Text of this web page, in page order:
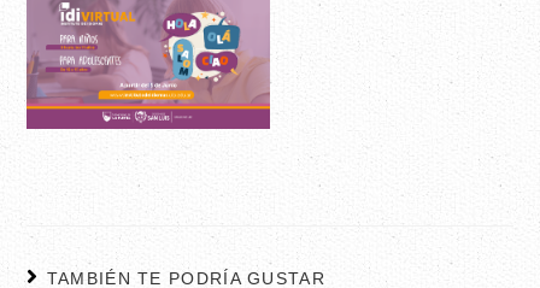
TAMBIÉN TE PODRÍA GUSTAR